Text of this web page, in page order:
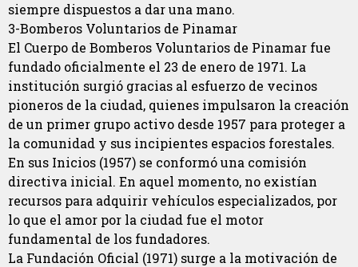
siempre dispuestos a dar una mano.
3-Bomberos Voluntarios de Pinamar
El Cuerpo de Bomberos Voluntarios de Pinamar fue
fundado oficialmente el 23 de enero de 1971. La
institución surgió gracias al esfuerzo de vecinos
pioneros de la ciudad, quienes impulsaron la creación
de un primer grupo activo desde 1957 para proteger a
la comunidad y sus incipientes espacios forestales.
En sus Inicios (1957) se conformó una comisión
directiva inicial. En aquel momento, no existían
recursos para adquirir vehículos especializados, por
lo que el amor por la ciudad fue el motor
fundamental de los fundadores.
La Fundación Oficial (1971) surge a la motivación de